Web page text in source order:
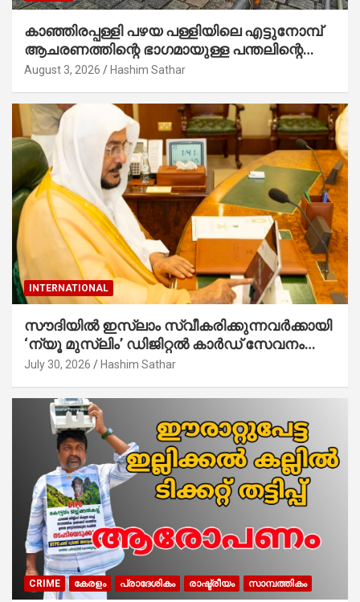
കാഞ്ഞിരപ്പള്ളി പഴയ പള്ളിയിലെ എട്ടുനോമ്പ്
ആചരണത്തിന്റെ ഭാഗമായുള്ള പന്തലിന്റെ
കാൽനാട്ട് കർമ്മം ആർച്ച് പ്രീസ്റ്റ് വെരി.
August 3, 2026 Hashim Sathar
INTERNATIONAL
സൗദിയില്‍ ഇസ്‌ലാം സ്വീകരിക്കുന്നവര്‍ക്കായി
‘ന്യൂ മുസ്ലിം’ ഡിജിറ്റല്‍ കാര്‍ഡ് സേവനം
ആരംഭിച്ചു
July 30, 2026 Hashim Sathar
CRIME കേരളം പ്രാദേശികം രാഷ്ട്രീയം സാമ്പത്തികം